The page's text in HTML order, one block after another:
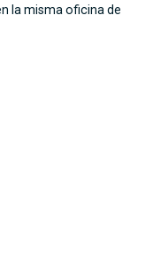
la misma oficina de